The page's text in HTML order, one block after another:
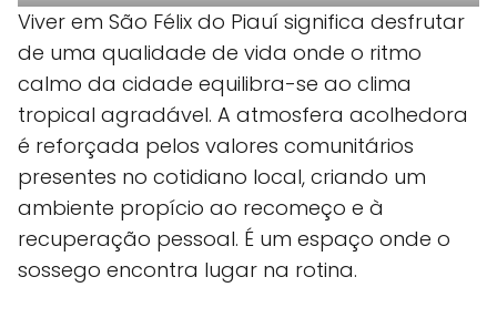
Viver em São Félix do Piauí significa desfrutar
de uma qualidade de vida onde o ritmo
calmo da cidade equilibra-se ao clima
tropical agradável. A atmosfera acolhedora
é reforçada pelos valores comunitários
presentes no cotidiano local, criando um
ambiente propício ao recomeço e à
recuperação pessoal. É um espaço onde o
sossego encontra lugar na rotina.